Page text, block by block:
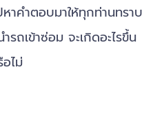
หาคำตอบมาให้ทุกท่านทราบ
ถเข้าซ่อม จะเกิดอะไรขึ้น
ไม่